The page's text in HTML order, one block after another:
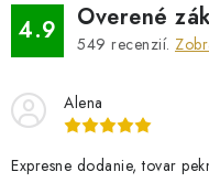
4.9 Overené
549 recenzií.
Alena
Expresne dodanie, tovar